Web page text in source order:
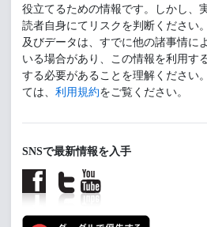
役立てるための情報です。しかし、
読者自身にてリスクを判断ください
及びデータは、すでに他の諸事情に
いる場合があり、この情報を利用す
する必要があることを理解ください。
ては、 利用規約をご覧ください。
SNSで最新情報を入手